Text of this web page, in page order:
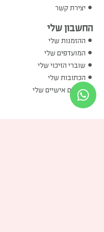
יצירת קשר
החשבון שלי
ההזמנות שלי
המועדפים שלי
שוברי הזיכוי שלי
הכתובות שלי
פרטים אישיים שלי